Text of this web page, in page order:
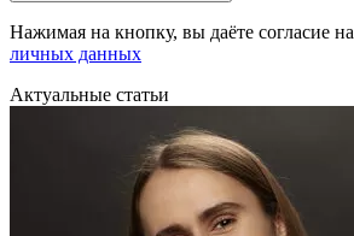
Нажимая на кнопку, вы даёте согласие на
личных данных
Актуальные статьи